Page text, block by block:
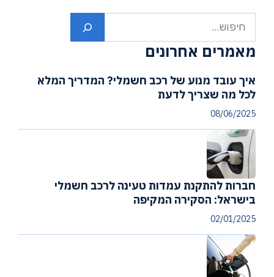
חיפוש
מאמרים אחרונים
איך עובד מנוע של רכב חשמלי? המדריך המלא
לכל מה שצריך לדעת
08/06/2025
חברות להתקנת עמדות טעינה לרכב חשמלי
בישראל: הסקירה המקיפה
02/01/2025